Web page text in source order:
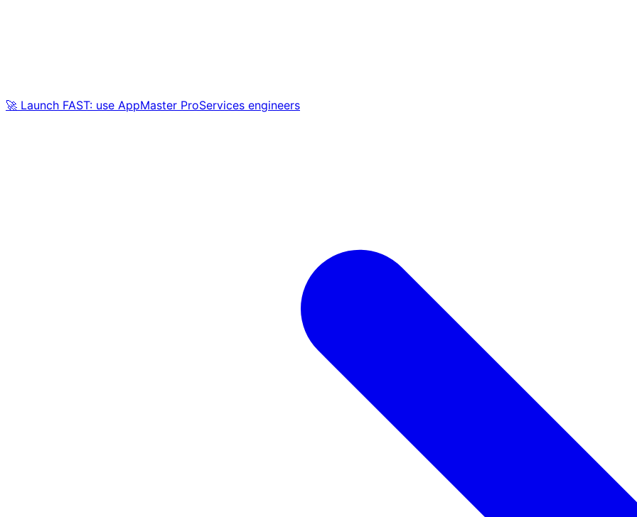
🚀 Launch FAST: use AppMaster ProServices engineers